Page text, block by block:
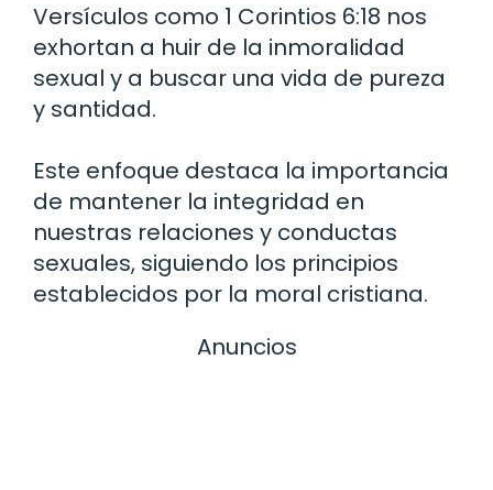
Versículos como 1 Corintios 6:18 nos
exhortan a huir de la inmoralidad
sexual y a buscar una vida de pureza
y santidad.
Este enfoque destaca la importancia
de mantener la integridad en
nuestras relaciones y conductas
sexuales, siguiendo los principios
establecidos por la moral cristiana.
Anuncios